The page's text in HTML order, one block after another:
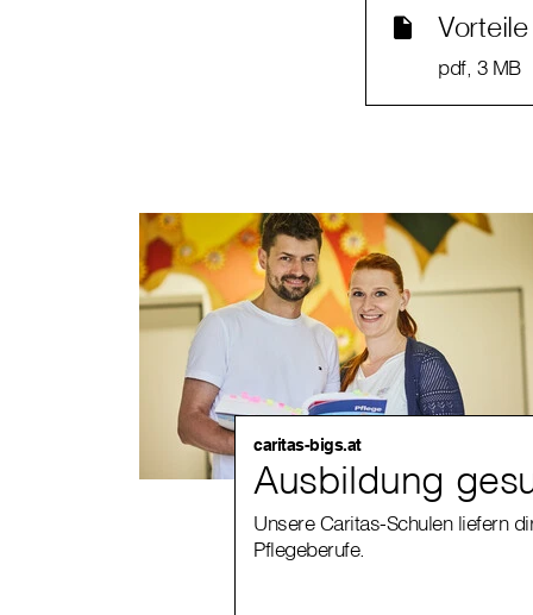
pdf, 3 MB
caritas-bigs.at
Ausbildung
Unsere Caritas-Schulen liefern
Pflegeberufe.